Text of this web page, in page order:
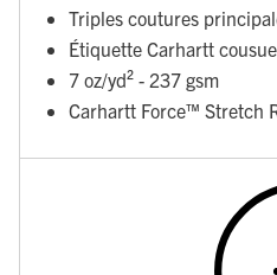
Triples coutures
Étiquette Carhartt
7 oz/yd² - 237 gsm
Carhartt Force™ Stretch